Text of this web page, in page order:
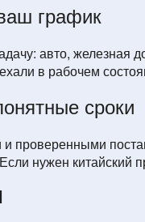
график
авто,
в рабочем
сроки
проверенными
нужен